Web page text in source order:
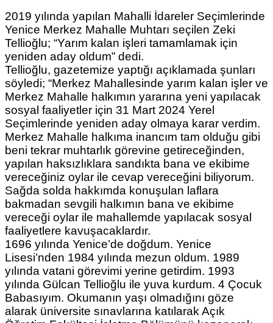
2019 yılında yapılan Mahalli İdareler Seçimlerinde
Yenice Merkez Mahalle Muhtarı seçilen Zeki
Tellioğlu; “Yarım kalan işleri tamamlamak için
yeniden aday oldum” dedi.
Tellioğlu, gazetemize yaptığı açıklamada şunları
söyledi; “Merkez Mahallesinde yarım kalan işler ve
Merkez Mahalle halkımın yararına yeni yapılacak
sosyal faaliyetler için 31 Mart 2024 Yerel
Seçimlerinde yeniden aday olmaya karar verdim.
Merkez Mahalle halkıma inancım tam olduğu gibi
beni tekrar muhtarlık görevine getireceğinden,
yapılan haksızlıklara sandıkta bana ve ekibime
vereceğiniz oylar ile cevap vereceğini biliyorum.
Sağda solda hakkımda konuşulan laflara
bakmadan sevgili halkımın bana ve ekibime
vereceği oylar ile mahallemde yapılacak sosyal
faaliyetlere kavuşacaklardır.
1696 yılında Yenice’de doğdum. Yenice
Lisesi’nden 1984 yılında mezun oldum. 1989
yılında vatani görevimi yerine getirdim. 1993
yılında Gülcan Tellioğlu ile yuva kurdum. 4 Çocuk
Babasıyım. Okumanın yaşı olmadığını göze
alarak üniversite sınavlarına katılarak Açık